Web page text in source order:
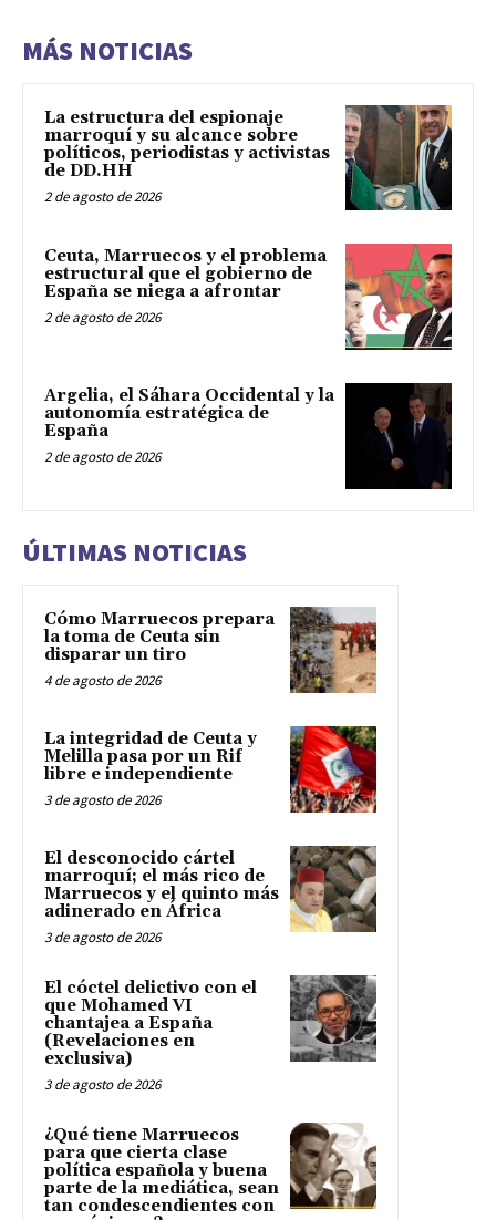
MÁS NOTICIAS
La estructura del espionaje
marroquí y su alcance sobre
políticos, periodistas y activistas
de DD.HH
2 de agosto de 2026
Ceuta, Marruecos y el problema
estructural que el gobierno de
España se niega a afrontar
2 de agosto de 2026
Argelia, el Sáhara Occidental y la
autonomía estratégica de
España
2 de agosto de 2026
ÚLTIMAS NOTICIAS
Cómo Marruecos prepara
la toma de Ceuta sin
disparar un tiro
4 de agosto de 2026
La integridad de Ceuta y
Melilla pasa por un Rif
libre e independiente
3 de agosto de 2026
El desconocido cártel
marroquí; el más rico de
Marruecos y el quinto más
adinerado en África
3 de agosto de 2026
El cóctel delictivo con el
que Mohamed VI
chantajea a España
(Revelaciones en
exclusiva)
3 de agosto de 2026
¿Qué tiene Marruecos
para que cierta clase
política española y buena
parte de la mediática, sean
tan condescendientes con